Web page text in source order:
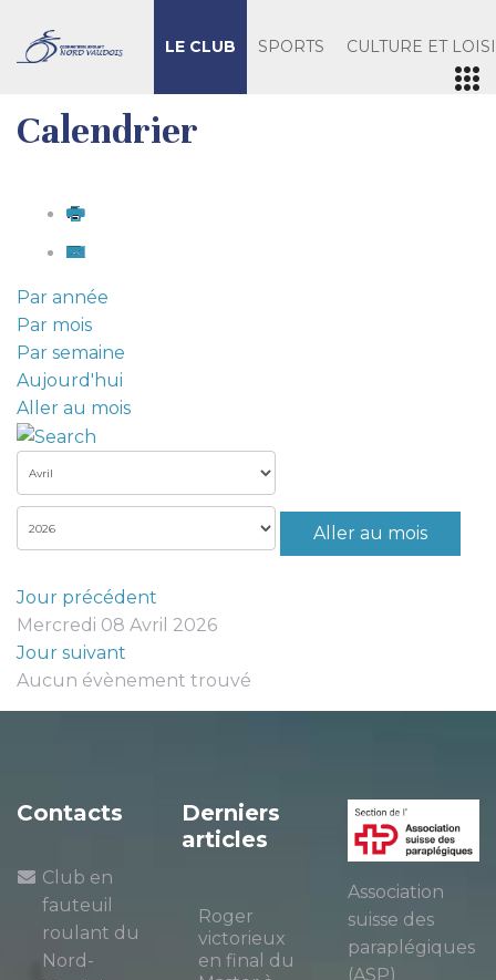
LE CLUB SPORTS CULTURE ET
Calendrier
Par année
Par mois
Par semaine
Aujourd'hui
Aller au mois
Aller au mois
Jour précédent
Mercredi 08 Avril 2026
Jour suivant
Aucun évènement trouvé
Contacts
Club en
fauteuil
roulant du
Nord-
Derniers
articles
Roger
victorieux
en final du
Association
suisse des
paraplégiques
(ASP)